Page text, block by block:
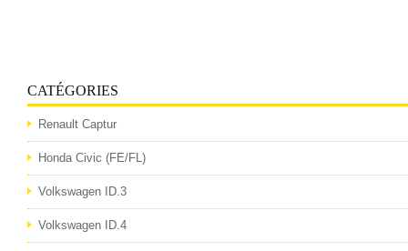
CATÉGORIES
Renault Captur
Honda Civic (FE/FL)
Volkswagen ID.3
Volkswagen ID.4